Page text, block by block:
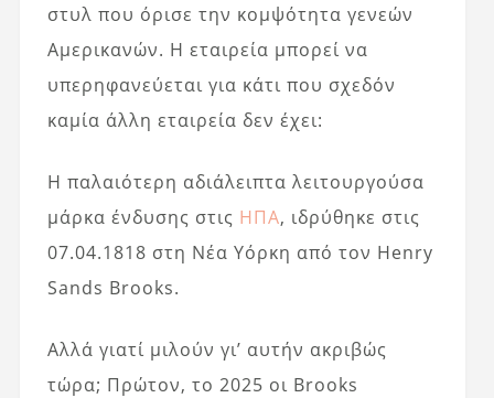
στυλ που όρισε την κομψότητα γενεών
Αμερικανών. Η εταιρεία μπορεί να
υπερηφανεύεται για κάτι που σχεδόν
καμία άλλη εταιρεία δεν έχει:
Η παλαιότερη αδιάλειπτα λειτουργούσα
μάρκα ένδυσης στις ΗΠΑ, ιδρύθηκε στις
07.04.1818 στη Νέα Υόρκη από τον Henry
Sands Brooks.
Αλλά γιατί μιλούν γι’ αυτήν ακριβώς
τώρα; Πρώτον, το 2025 οι Brooks